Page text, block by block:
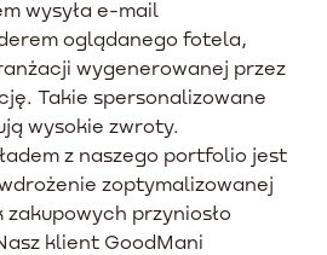
wysyła e-mail
oglądanego fotela,
wygenerowanej przez
Takie spersonalizowane
wysokie zwroty.
z naszego portfolio jest
zoptymalizowanej
przyniosło
klient GoodMani